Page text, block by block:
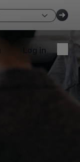
Log in